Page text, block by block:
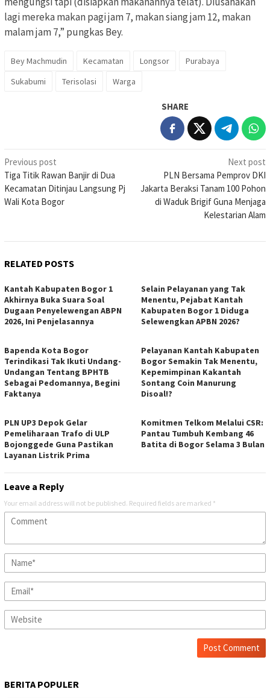
lagi mereka makan pagi jam 7, makan siang jam 12, makan
malam jam 7,” pungkas Bey.
Bey Machmudin Kecamatan Longsor
Purabaya
Sukabumi
Terisolasi Warga
SHARE
Post
navigation
Previous post
Tiga Titik Rawan Banjir di Dua
Kecamatan Ditinjau Langsung Pj
Wali Kota Bogor
Next post
PLN Bersama Pemprov DKI
Jakarta Beraksi Tanam 100 Pohon
di Waduk Brigif Guna Menjaga
Kelestarian Alam
RELATED POSTS
Kantah Kabupaten Bogor 1
Akhirnya Buka Suara Soal
Dugaan Penyelewengan ABPN
2026, Ini Penjelasannya
Selain Pelayanan yang Tak
Menentu, Pejabat Kantah
Kabupaten Bogor 1 Diduga
Selewengkan APBN 2026?
Bapenda Kota Bogor
Terindikasi Tak Ikuti Undang-
Undangan Tentang BPHTB
Sebagai Pedomannya, Begini
Faktanya
Pelayanan Kantah Kabupaten
Bogor Semakin Tak Menentu,
Kepemimpinan Kakantah
Sontang Coin Manurung
Disoal!?
PLN UP3 Depok Gelar
Pemeliharaan Trafo di ULP
Bojonggede Guna Pastikan
Layanan Listrik Prima
Komitmen Telkom Melalui CSR:
Pantau Tumbuh Kembang 46
Batita di Bogor Selama 3 Bulan
Leave a Reply
Your email address will not be published. Required fields are marked *
BERITA POPULER